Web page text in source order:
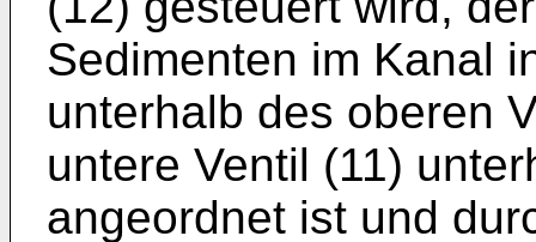
Sedimenten im Kanal
unterhalb des oberen
untere Ventil (11)
angeordnet ist und